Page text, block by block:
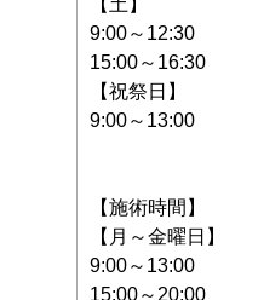
【土】
9:00～12:30
15:00～16:30
【祝祭日】
9:00～13:00
【施術時間】
【月～金曜日】
9:00～13:00
15:00～20:00